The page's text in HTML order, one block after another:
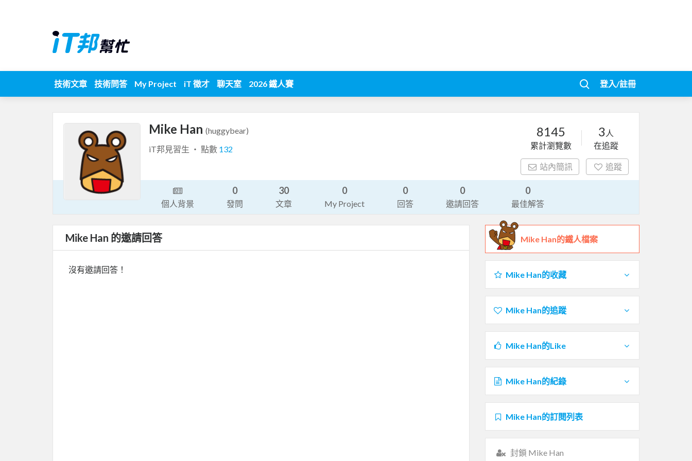
技術文章 技術問答 My Project iT 徵才 聊天室 2026 鐵人賽 登入/註冊
Mike Han (huggybear)
iT邦見習生 ‧ 點數 132
8145
累計瀏覽數
3 人
在追蹤
站內簡訊 追蹤
個人背景
0
發問
30
文章
0
My Project
0
回答
0
邀請回答
0
最佳解答
Mike Han 的邀請回答
沒有邀請回答！
Mike Han的鐵人檔案
Mike Han的收藏
Mike Han的追蹤
Mike Han的Like
Mike Han的紀錄
Mike Han的訂閱列表
封鎖 Mike Han